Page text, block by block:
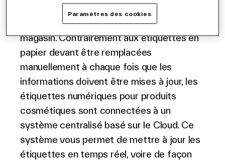
transcendent l’expérience de shopping en
magasin. Contrairement aux étiquettes en
papier devant être remplacées
manuellement à chaque fois que les
informations doivent être mises à jour, les
étiquettes numériques pour produits
cosmétiques sont connectées à un
système centralisé basé sur le Cloud. Ce
système vous permet de mettre à jour les
étiquettes en temps réel, voire de façon
Paramètres des cookies